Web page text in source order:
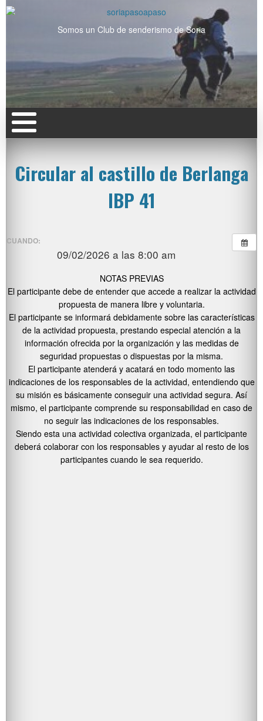
Somos un Club de senderismo de Soria
Circular al castillo de Berlanga
IBP 41
CUANDO:
09/02/2026 a las 8:00 am
NOTAS PREVIAS
El participante debe de entender que accede a realizar la actividad
propuesta de manera libre y voluntaria.
El participante se informará debidamente sobre las características
de la actividad propuesta, prestando especial atención a la
información ofrecida por la organización y las medidas de
seguridad propuestas o dispuestas por la misma.
El participante atenderá y acatará en todo momento las
indicaciones de los responsables de la actividad, entendiendo que
su misión es básicamente conseguir una actividad segura. Así
mismo, el participante comprende su responsabilidad en caso de
no seguir las indicaciones de los responsables.
Siendo esta una actividad colectiva organizada, el participante
deberá colaborar con los responsables y ayudar al resto de los
participantes cuando le sea requerido.